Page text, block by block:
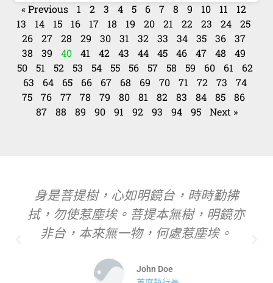
« Previous 1 2 3 4 5 6 7 8 9 10 11
12
13
14 15 16 17 18 19 20 21 22 23 24
25
26
27 28 29 30 31 32 33 34 35 36
37
38
39 40 41 42 43 44 45 46 47 48
49
50
51 52 53 54 55 56 57 58 59 60 61
62
63
64 65 66 67 68 69 70 71 72 73
74
75
76 77 78 79 80 81 82 83 84 85
86
87
88 89 90 91 92 93 94 95 Next »
身是菩提樹，心如明鏡台，時時勤拂
拭，勿使惹塵埃。菩提本無樹，明鏡亦
非台，本來無一物，何處惹塵埃。
John Doe